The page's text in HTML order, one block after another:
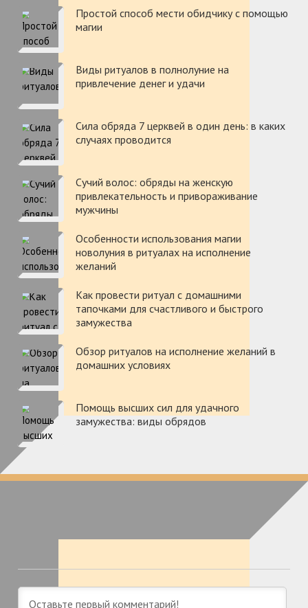
Простой способ мести обидчику с помощью
магии
Виды ритуалов в полнолуние на
привлечение денег и удачи
Сила обряда 7 церквей в один день: в каких
случаях проводится
Сучий волос: обряды на женскую
привлекательность и привораживание
мужчины
Особенности использования магии
новолуния в ритуалах на исполнение
желаний
Как провести ритуал с домашними
тапочками для счастливого и быстрого
замужества
Обзор ритуалов на исполнение желаний в
домашних условиях
Помощь высших сил для удачного
замужества: виды обрядов